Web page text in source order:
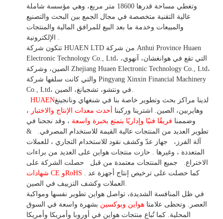
وتغطي مساحة قدرها 18600 متر مربع، وهي
مؤسسة شاملة
عالية التقنية متخصصة في مجال الجمع بين البحث والتصنيع
والمبيعات وخدمة ما بعد البيع للمرافق المالية والمنتجات
تتكون شركة HUAEN LTD من شركة Anhui Province Huaen
Electronic Technology Co., Ltd، التي تقع في هوانغشان، آنهوي،
الصين، وشركة Zhejiang Huaen Electronic Technology Co., Ltd،
والتي كانت سلفها شركة Pingyang Xinxin Financial Machinery
HUAENلدينا مراكز بحث وتطوير خاصة بنا في شنغهاي ونانجينغ
وهايربين، الصين. اشترينا وركبنا أحدث معدات الإنتاج والاختبار ،
وضممنا فريقًا فنيًا وإداريًا يتمتع بخبرة واسعة ، وقد نجحنا في
تطوير
العديد من المنتجات عالية القيمة للاستخدام المصرفي.
&
آلة الفرز،
جهاز عدّ وكشف نقود للاستخدام التجاري ، للعملات
المتعددة ، وغيرها
. حازت منتجات هواين على العديد من براءات
الاختراع.
جميع المنتجات معتمدة من قبل
حصلت الشركة على
شهادات CE وRoHS
في ظل المنافسة الشديدة، تواصل هواين تطوير نفسها ومواكبة
العصر. وتحظى علامتا هواين وبوكسين بشهرة واسعة في السوق
المحلية. كما تُباع منتجات هواين في أوروبا وأمريكا وأمريكا